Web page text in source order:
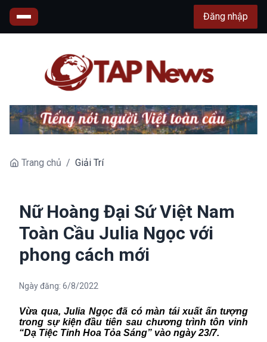
Đăng nhập
Trang chủ / Giải Trí
Nữ Hoàng Đại Sứ Việt Nam
Toàn Cầu Julia Ngọc với
phong cách mới
Ngày đăng: 6/8/2022
Vừa qua, Julia Ngọcđã có màn tái xuất ấn tượng
trong sự kiện đầu tiên sau chương trình tôn vinh
“Dạ Tiệc Tinh Hoa Tỏa Sáng” vào ngày 23/7.